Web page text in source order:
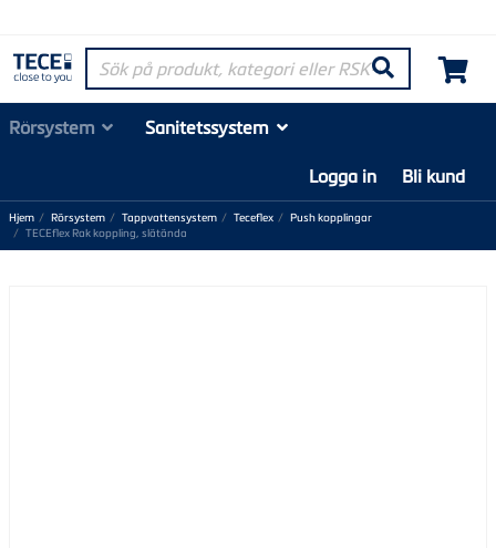
Sök på produkt, kategori eller RSK-nummer
Søk
Rörsystem
Sanitetssystem
Logga in
Bli kund
Hjem Rörsystem Tappvattensystem Teceflex
Push kopplingar
TECEflex Rak koppling, slätända